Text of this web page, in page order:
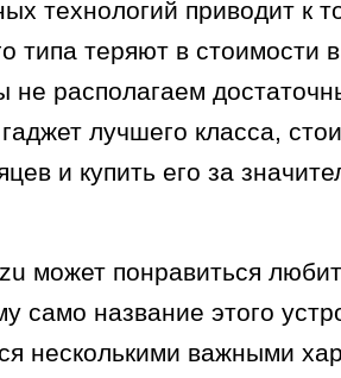
технологий приводит к
типа теряют в стоимости
не располагаем
лучшего класса,
и купить его за
может понравиться
само название этого
несколькими важными